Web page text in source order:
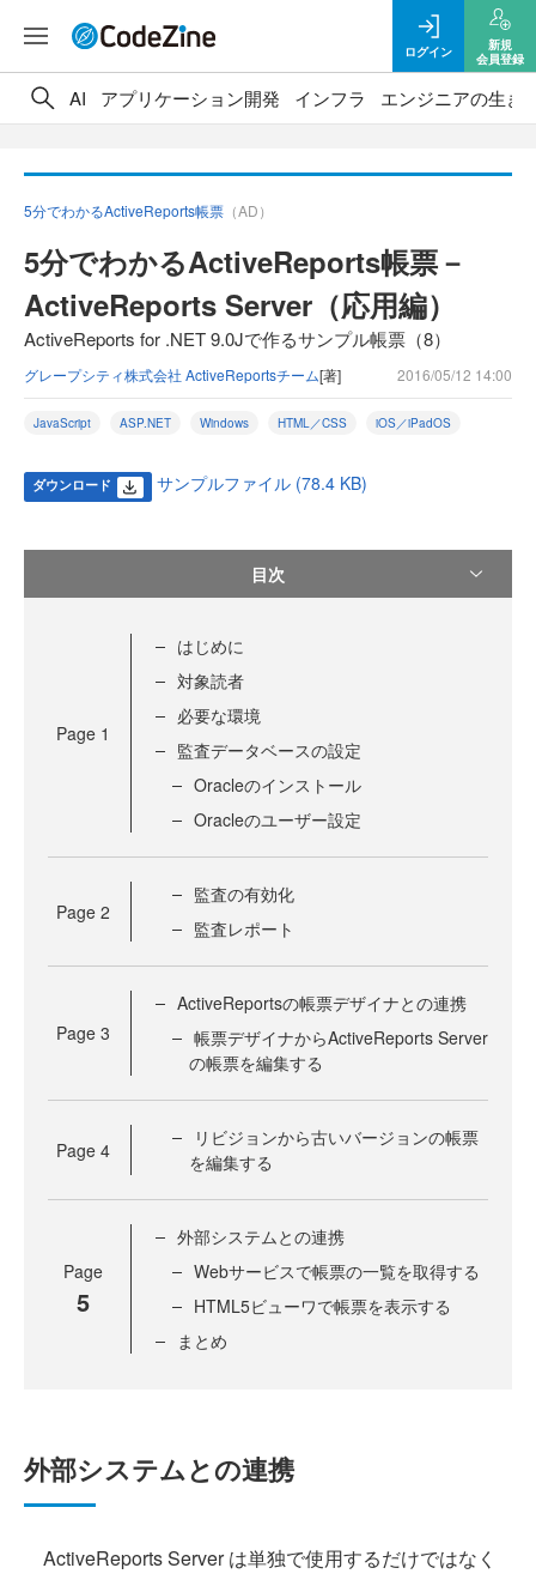
ログイン
新規
会員登録
AI アプリケーション開発 インフラ エンジニアの生き
5分でわかるActiveReports帳票 （AD）
5分でわかるActiveReports帳票－
ActiveReports Server（応用編）
ActiveReports for .NET 9.0Jで作るサンプル帳票（8）
グレープシティ株式会社 ActiveReportsチーム[著] 2016/05/12 14:00
JavaScript ASP.NET Windows HTML／CSS iOS／iPadOS
ダウンロード サンプルファイル (78.4 KB)
目次
Page 1
はじめに
対象読者
必要な環境
監査データベースの設定
Oracleのインストール
Oracleのユーザー設定
Page 2
監査の有効化
監査レポート
Page 3
ActiveReportsの帳票デザイナとの連携
帳票デザイナからActiveReports Server
の帳票を編集する
Page 4
リビジョンから古いバージョンの帳票
を編集する
Page
5
外部システムとの連携
Webサービスで帳票の一覧を取得する
HTML5ビューワで帳票を表示する
まとめ
外部システムとの連携
ActiveReports Server は単独で使用するだけではなく